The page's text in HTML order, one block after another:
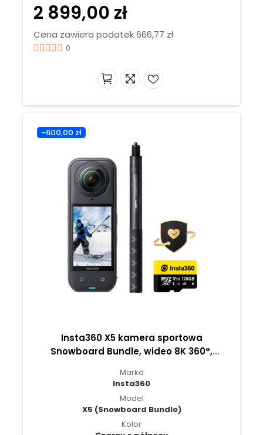
2 899,00 zł
Cena zawiera podatek 666,77 zł
0
-600,00 zł
Insta360 X5 kamera sportowa
Snowboard Bundle, wideo 8K 360°,
Marka
Insta360
Model
X5 (Snowboard Bundle)
Kolor